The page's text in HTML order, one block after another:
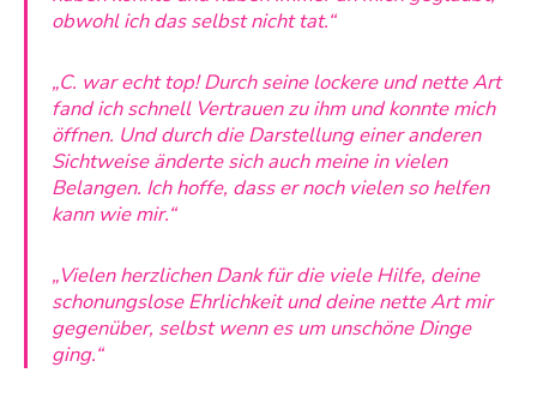
obwohl ich das selbst nicht tat.“
„C. war echt top! Durch seine lockere und nette Art
fand ich schnell Vertrauen zu ihm und konnte mich
öffnen. Und durch die Darstellung einer anderen
Sichtweise änderte sich auch meine in vielen
Belangen. Ich hoffe, dass er noch vielen so helfen
kann wie mir.“
„Vielen herzlichen Dank für die viele Hilfe, deine
schonungslose Ehrlichkeit und deine nette Art mir
gegenüber, selbst wenn es um unschöne Dinge
ging.“